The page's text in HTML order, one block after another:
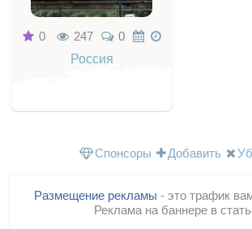
0 247
0
Россия
Спонсоры Добавить
Размещение рекламы - это трафик
Реклама на баннере в